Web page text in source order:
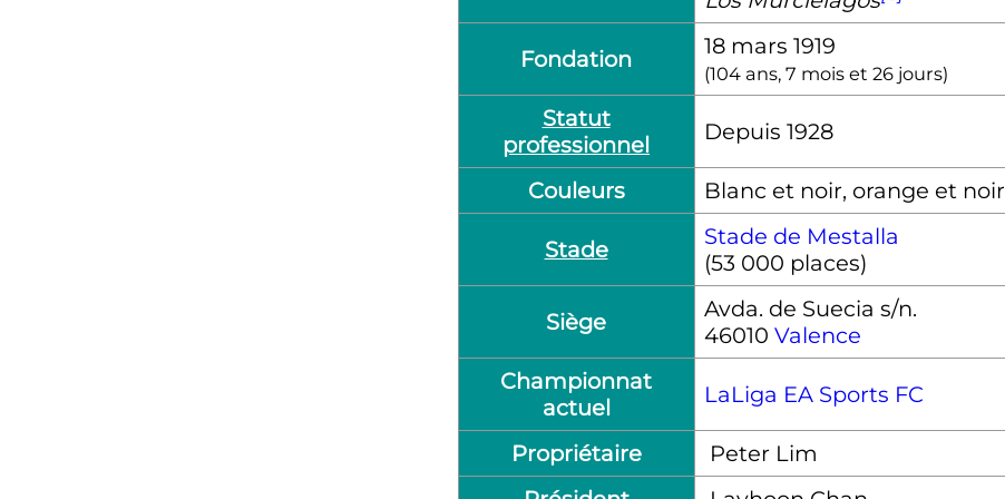
Fondation 18 mars 1919
(104 ans, 7 mois et 26 jours)
Statut
professionnel
Depuis 1928
Couleurs Blanc et noir, orange et noir
Stade
Stade de Mestalla
(53 000 places)
Siège
Avda. de Suecia s/n.
46010 Valence
Championnat
actuel
LaLiga EA Sports FC
Propriétaire
Peter Lim